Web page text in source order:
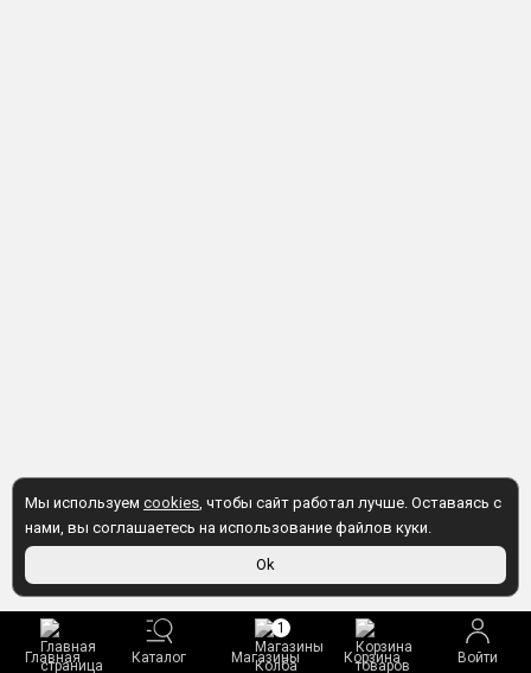
Главная Каталог Магазины
1
Корзина
Войти
Мы используем cookies, чтобы сайт работал лучше. Оставаясь с
нами, вы соглашаетесь на использование файлов куки.
Ok